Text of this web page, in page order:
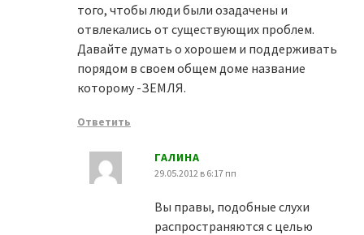
того, чтобы люди были озадачены и
отвлекались от существующих проблем.
Давайте думать о хорошем и поддерживать
порядом в своем общем доме название
которому -ЗЕМЛЯ.
Ответить
ГАЛИНА
29.05.2012 в 6:17 пп
Вы правы, подобные слухи
распространяются с целью